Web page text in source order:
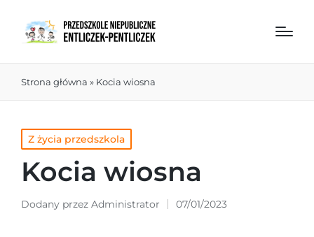
Strona główna » Kocia wiosna
Z życia przedszkola
Kocia wiosna
Dodany przez Administrator 07/01/2023